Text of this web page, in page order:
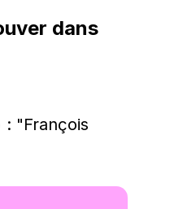
dans
: "François